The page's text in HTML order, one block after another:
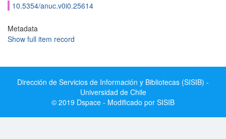
10.5354/anuc.v0i0.25614
Metadata
Show full item record
Dirección de Servicios de Información y Bibliotecas (SISIB) -
Universidad de Chile
© 2019 Dspace - Modificado por SISIB